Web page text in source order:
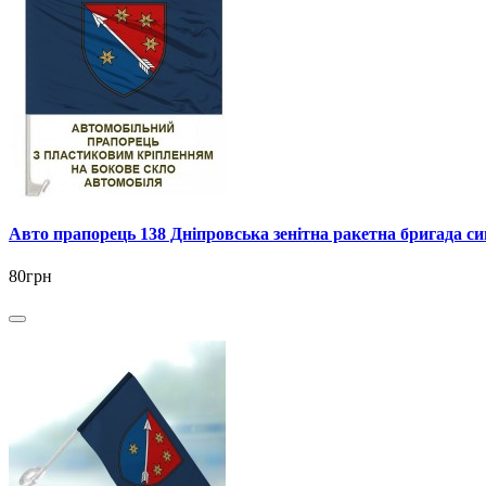
Авто прапорець 138 Дніпровська зенітна ракетна бригада
80грн